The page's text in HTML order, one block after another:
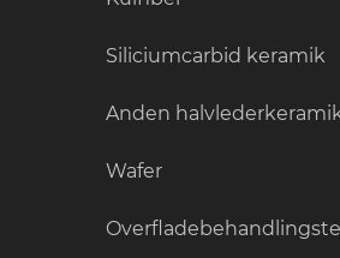
Siliciumcarbid keramik
Anden
Wafer